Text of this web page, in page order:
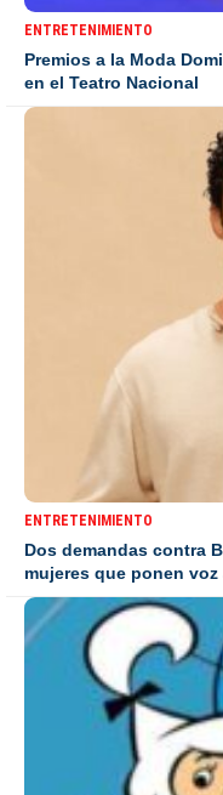
ENTRETENIMIENTO
Premios a la Moda
en el Teatro Nacional
ENTRETENIMIENTO
Dos demandas contra
mujeres que ponen